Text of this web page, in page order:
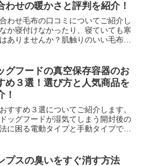
わせの暖かさと評判を紹介！
わせ毛布の口コミについてご紹介し
か寝付けなかったり、寝ていても寒
ありませんか？肌触りのいい毛布が
グフードの真空保存容器のお
め３選！選び方と人気商品を
！
すすめ３選についてご紹介します。
ッグフードが湿気てしまう開封後の
に困る電動タイプと手動タイプで迷
プスの臭いをすぐ消す方法